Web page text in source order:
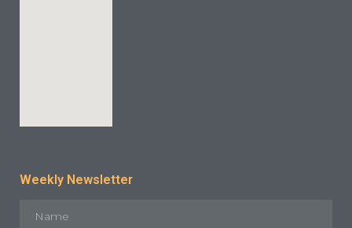
Weekly Newsletter